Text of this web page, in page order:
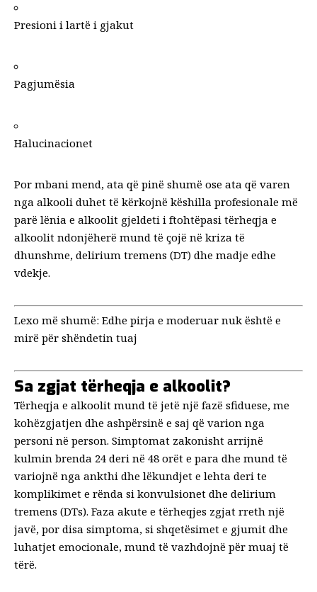
Presioni i lartë i gjakut
Pagjumësia
Halucinacionet
Por mbani mend, ata që pinë shumë ose ata që varen
nga alkooli duhet të kërkojnë këshilla profesionale më
parë lënia e alkoolit gjeldeti i ftohtëpasi tërheqja e
alkoolit ndonjëherë mund të çojë në kriza të
dhunshme, delirium tremens (DT) dhe madje edhe
vdekje.
Lexo më shumë: Edhe pirja e moderuar nuk është e
mirë për shëndetin tuaj
Sa zgjat tërheqja e alkoolit?
Tërheqja e alkoolit mund të jetë një fazë sfiduese, me
kohëzgjatjen dhe ashpërsinë e saj që varion nga
personi në person. Simptomat zakonisht arrijnë
kulmin brenda 24 deri në 48 orët e para dhe mund të
variojnë nga ankthi dhe lëkundjet e lehta deri te
komplikimet e rënda si konvulsionet dhe delirium
tremens (DTs). Faza akute e tërheqjes zgjat rreth një
javë, por disa simptoma, si shqetësimet e gjumit dhe
luhatjet emocionale, mund të vazhdojnë për muaj të
tërë.